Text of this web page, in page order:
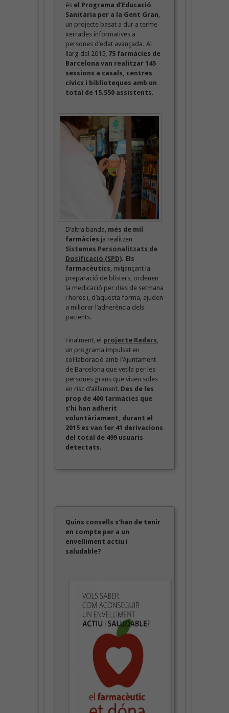
és el Programa d’Educació
Sanitària per a la Gent Gran
un projecte basat a dur a terme
xerrades informatives a
persones d’edat avançada. Al
llarg del 2015, 75 farmàcies de
Barcelona van realitzar 145
sessions a casals, centres
cívics i biblioteques amb un
total de 15.550 assistents.
D’altra banda, més de mil
farmàcies ja realitzen
Sistemes Personalitzats de
Dosificació (SPD). Els
farmacèutics , mitjançant la
preparació de blísters, ordenen
la medicació per dies de setmana
i hores i, d’aquesta forma, ajuden
a millorar l’adherència dels
pacients.
Finalment, el projecte Radars
un programa impulsat en
col·laboració amb l’Ajuntament
de Barcelona que vetlla per les
persones grans que viuen soles
en risc d’aïllament. Des de les
prop de 400 farmàcies que
s’hi han adherit
voluntàriament, durant el
2015 es van fer 41 derivacions
del total de 499 usuaris
detectats.
Quins consells s’han de tenir
en compte per a un
envelliment actiu i
saludable?